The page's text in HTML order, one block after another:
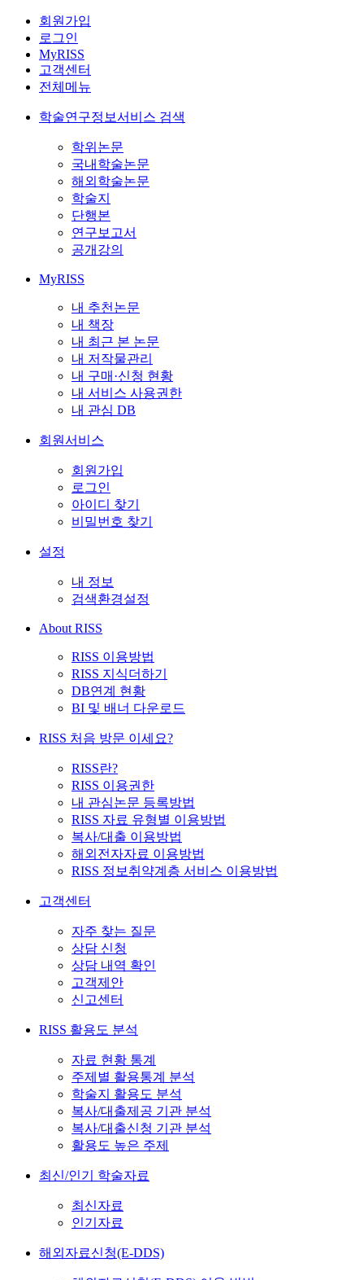
회원가입
로그인
MyRISS
고객센터
전체메뉴
학술연구정보서비스 검색
학위논문
국내학술논문
해외학술논문
학술지
단행본
연구보고서
공개강의
MyRISS
내 추천논문
내 책장
내 최근 본 논문
내 저작물관리
내 구매·신청 현황
내 서비스 사용권한
내 관심 DB
회원서비스
회원가입
로그인
아이디 찾기
비밀번호 찾기
설정
내 정보
검색환경설정
About RISS
RISS 이용방법
RISS 지식더하기
DB연계 현황
BI 및 배너 다운로드
RISS 처음 방문 이세요?
RISS란?
RISS 이용권한
내 관심논문 등록방법
RISS 자료 유형별 이용방법
복사/대출 이용방법
해외전자자료 이용방법
RISS 정보취약계층 서비스 이용방법
고객센터
자주 찾는 질문
상담 신청
상담 내역 확인
고객제안
신고센터
RISS 활용도 분석
자료 현황 통계
주제별 활용통계 분석
학술지 활용도 분석
복사/대출제공 기관 분석
복사/대출신청 기관 분석
활용도 높은 주제
최신/인기 학술자료
최신자료
인기자료
해외자료신청(E-DDS)